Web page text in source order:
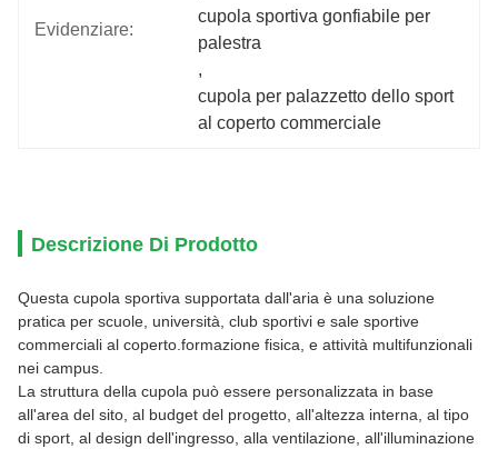
Evidenziare:
cupola sportiva gonfiabile per
palestra
,
cupola per palazzetto dello sport
al coperto commerciale
Descrizione Di Prodotto
Questa cupola sportiva supportata dall'aria è una soluzione
pratica per scuole, università, club sportivi e sale sportive
commerciali al coperto.formazione fisica, e attività multifunzionali
nei campus.
La struttura della cupola può essere personalizzata in base
all'area del sito, al budget del progetto, all'altezza interna, al tipo
di sport, al design dell'ingresso, alla ventilazione, all'illuminazione